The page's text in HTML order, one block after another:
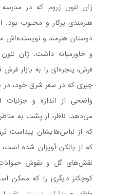
ژان لئون ژروم که در مدرسه
هنرمندی پرکار و محبوب بود.
دوستان هنرمند و نویسنده‌اش
و خاورمیانه داشت. ژان
فرش، پنجره‌ای را به بازار فرش
واضحی از اندازه و جزئیات
می‌دهد. ناظر، از پشت به
که از لباس‌هایشان پیداست
که از بالکن آویزان شده
نقش‌های گل و نقوش
کوچکتر دیگری را که ممکن